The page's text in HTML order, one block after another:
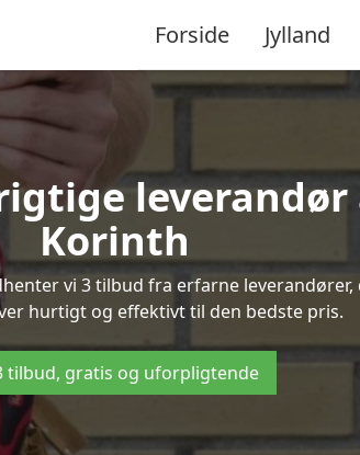
Forside Jylland
leverandør
Korinth
vi 3 tilbud fra erfarne
hurtigt og effektivt til den bedste pris.
tilbud, gratis og uforpligtende